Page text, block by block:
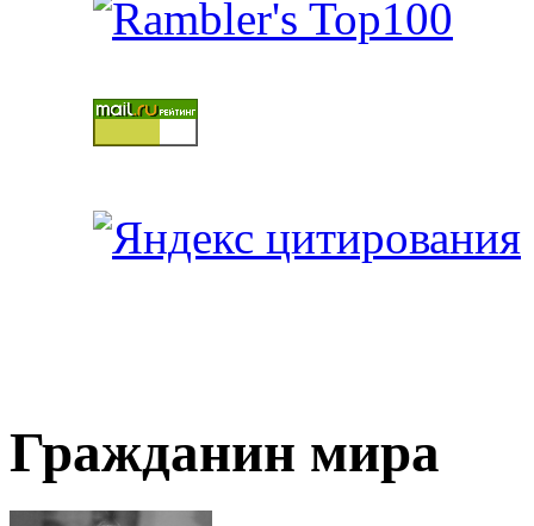
Гражданин мира